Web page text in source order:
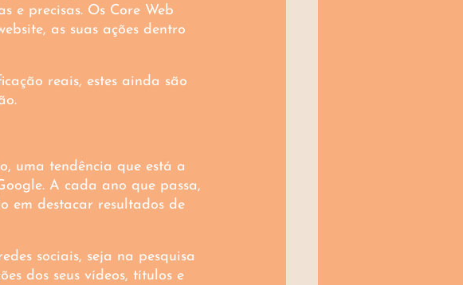
e precisas. Os Core Web
as suas ações dentro
reais, estes ainda são
uma tendência que está a
A cada ano que passa,
em destacar resultados de
sociais, seja na pesquisa
dos seus vídeos, títulos e